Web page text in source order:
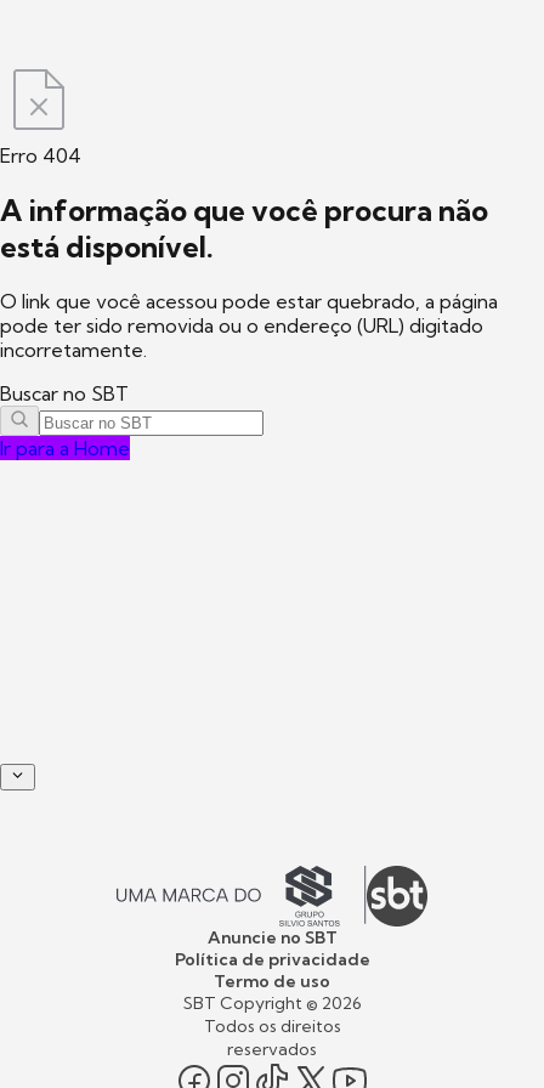
Erro 404
A informação que você procura não
está disponível.
O link que você acessou pode estar quebrado, a página
pode ter sido removida ou o endereço (URL) digitado
incorretamente.
Buscar no SBT
Ir para a Home
Anuncie no SBT
Política de privacidade
Termo de uso
SBT Copyright © 2026
Todos os direitos
reservados